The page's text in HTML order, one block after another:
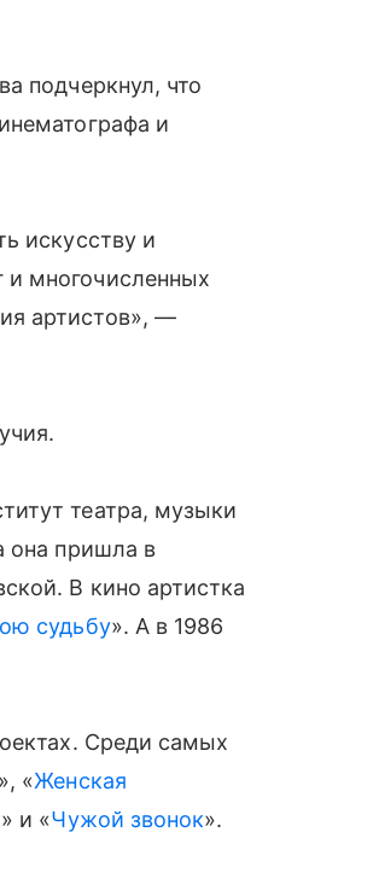
подчеркнул, что
и
искусству и
и многочисленных
артистов», —
театра, музыки
она пришла в
В кино артистка
судьбу». А в 1986
Среди самых
», «Женская
» и «Чужой звонок».